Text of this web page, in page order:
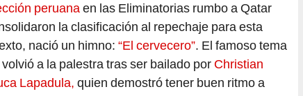
peruanaen las Eliminatorias rumbo a Qatar
la clasificación al repechaje para esta
nació un himno: “El cervecero”. El famoso tema
a la palestra tras ser bailado por Christian
Lapadula, quien demostró tener buen ritmo a